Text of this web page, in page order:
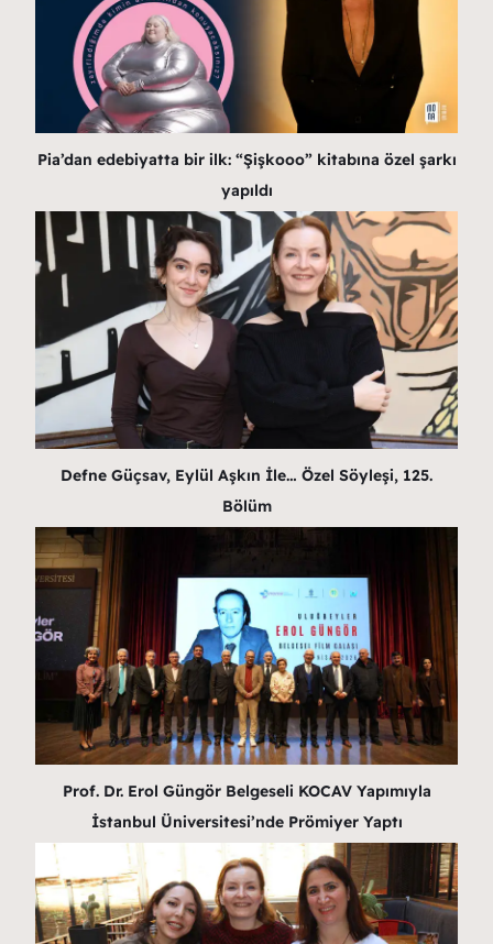
Pia’dan edebiyatta bir ilk: “Şişkooo” kitabına özel şarkı
yapıldı
Defne Güçsav, Eylül Aşkın İle… Özel Söyleşi, 125.
Bölüm
Prof. Dr. Erol Güngör Belgeseli KOCAV Yapımıyla
İstanbul Üniversitesi’nde Prömiyer Yaptı